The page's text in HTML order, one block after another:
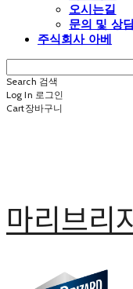
오시는길
문의 및 상
주식회사 아베
Search 검색
Log In 로그인
Cart장바구니
마리브리